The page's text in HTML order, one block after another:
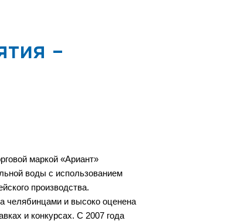
–
маркой «Ариант»
воды с использованием
производства.
челябинцами и высоко оценена
и конкурсах. С 2007 года